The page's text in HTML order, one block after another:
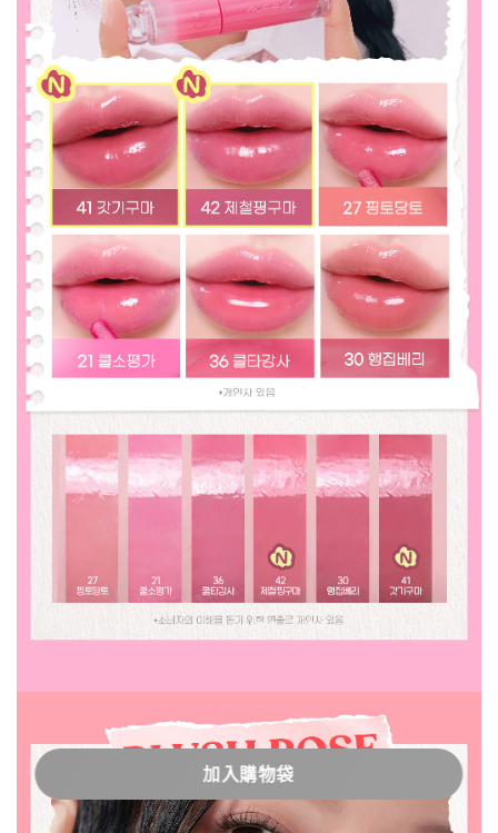
加入購物袋